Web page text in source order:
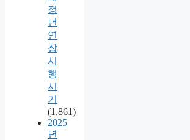
정
년
연
장
시
행
시
기
(1,861)
2025
년